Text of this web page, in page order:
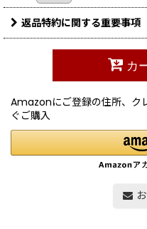
返品特約に関する重要事項
カ
Amazonにご登録の住所、ク
ぐご購入